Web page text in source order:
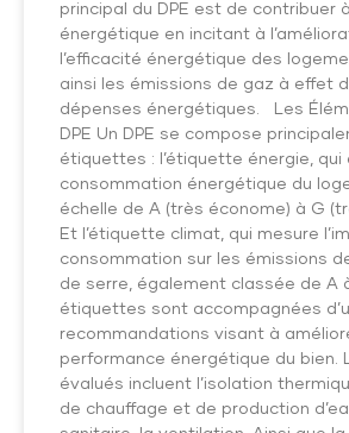
principal du DPE est de contribuer
énergétique en incitant à
l’efficacité énergétique des
ainsi les émissions de gaz à effet
dépenses énergétiques. Les
DPE Un DPE se compose
étiquettes : l’étiquette énergie, qui
consommation énergétique du
échelle de A (très économe) à G
Et l’étiquette climat, qui mesure
consommation sur les émissions
de serre, également classée de A
étiquettes sont accompagnées
recommandations visant à
performance énergétique du bien.
évalués incluent l’isolation
de chauffage et de production